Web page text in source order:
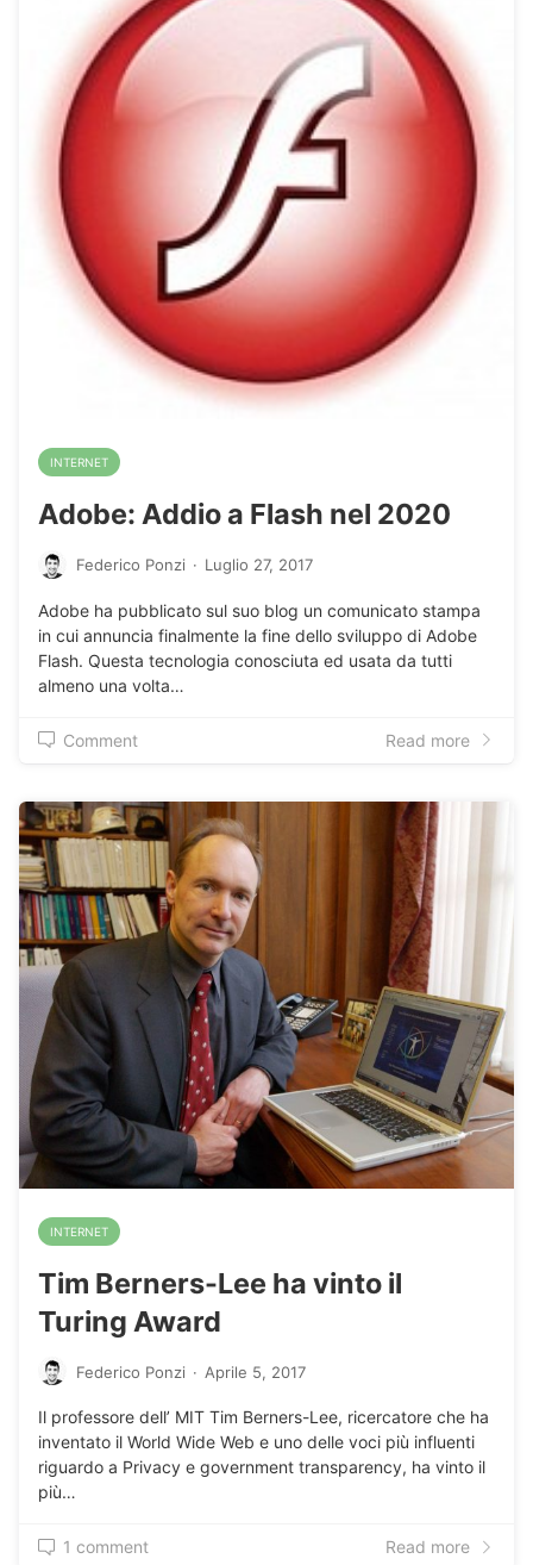
INTERNET
Adobe: Addio a Flash nel 2020
Federico Ponzi · Luglio 27, 2017
Adobe ha pubblicato sul suo blog un comunicato stampa
in cui annuncia finalmente la fine dello sviluppo di Adobe
Flash. Questa tecnologia conosciuta ed usata da tutti
almeno una volta…
Comment Read more
INTERNET
Tim Berners-Lee ha vinto il
Turing Award
Federico Ponzi · Aprile 5, 2017
Il professore dell’ MIT Tim Berners-Lee, ricercatore che ha
inventato il World Wide Web e uno delle voci più influenti
riguardo a Privacy e government transparency, ha vinto il
più…
1 comment Read more